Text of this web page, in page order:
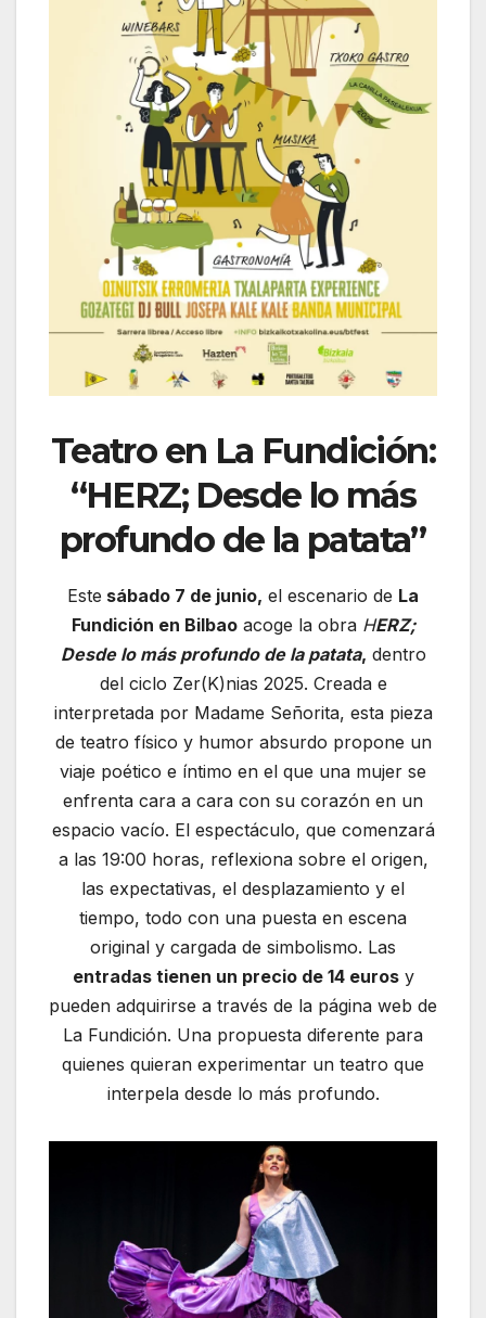
Teatro en La Fundición:
“HERZ; Desde lo más
profundo de la patata”
Este sábado 7 de junio, el escenario de La
Fundición en Bilbaoacoge la obra HERZ;
Desde lo más profundo de la patata, dentro
del ciclo Zer(K)nias 2025. Creada e
interpretada por Madame Señorita, esta pieza
de teatro físico y humor absurdo propone un
viaje poético e íntimo en el que una mujer se
enfrenta cara a cara con su corazón en un
espacio vacío. El espectáculo, que comenzará
a las 19:00 horas, reflexiona sobre el origen,
las expectativas, el desplazamiento y el
tiempo, todo con una puesta en escena
original y cargada de simbolismo. Las
entradas tienen un precio de 14 eurosy
pueden adquirirse a través de la página web de
La Fundición. Una propuesta diferente para
quienes quieran experimentar un teatro que
interpela desde lo más profundo.